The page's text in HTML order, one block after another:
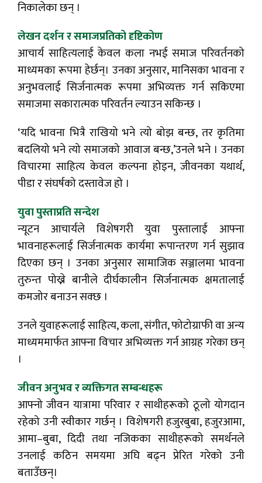
निकालेका छन् ।
लेखन दर्शन र समाजप्रतिको दृष्टिकोण
आचार्य साहित्यलाई केवल कला नभई समाज परिवर्तनको
माध्यमका रूपमा हेर्छन्। उनका अनुसार, मानिसका भावना र
अनुभवलाई सिर्जनात्मक रूपमा अभिव्यक्त गर्न सकिएमा
समाजमा सकारात्मक परिवर्तन ल्याउन सकिन्छ ।
‘यदि भावना भित्रै राखियो भने त्यो बोझ बन्छ, तर कृतिमा
बदलियो भने त्यो समाजको आवाज बन्छ,’उनले भने । उनका
विचारमा साहित्य केवल कल्पना होइन, जीवनका यथार्थ,
पीडा र संघर्षको दस्तावेज हो ।
युवा पुस्ताप्रति सन्देश
न्यूटन आचार्यले विशेषगरी युवा पुस्तालाई आफ्ना
भावनाहरूलाई सिर्जनात्मक कार्यमा रूपान्तरण गर्न सुझाव
दिएका छन् । उनका अनुसार सामाजिक सञ्जालमा भावना
तुरुन्त पोख्ने बानीले दीर्घकालीन सिर्जनात्मक क्षमतालाई
कमजोर बनाउन सक्छ ।
उनले युवाहरूलाई साहित्य, कला, संगीत, फोटोग्राफी वा अन्य
माध्यममार्फत आफ्ना विचार अभिव्यक्त गर्न आग्रह गरेका छन्
।
जीवन अनुभव र व्यक्तिगत सम्बन्धहरू
आफ्नो जीवन यात्रामा परिवार र साथीहरूको ठूलो योगदान
रहेको उनी स्वीकार गर्छन् । विशेषगरी हजुरबुबा, हजुरआमा,
आमा–बुबा, दिदी तथा नजिकका साथीहरूको समर्थनले
उनलाई कठिन समयमा अघि बढ्न प्रेरित गरेको उनी
बताउँछन्।